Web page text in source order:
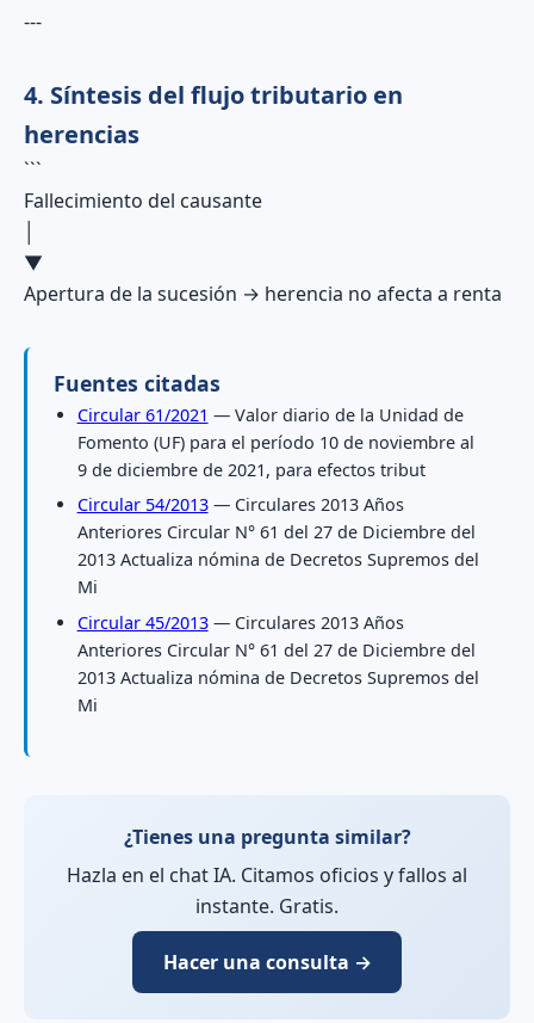
---
4. Síntesis del flujo tributario en
herencias
```
Fallecimiento del causante
▼
Apertura de la sucesión → herencia no afecta a renta
Fuentes citadas
Circular 61/2021 — Valor diario de la Unidad de
Fomento (UF) para el período 10 de noviembre al
9 de diciembre de 2021, para efectos tribut
Circular 54/2013— Circulares 2013 Años
Anteriores Circular N° 61 del 27 de Diciembre del
2013 Actualiza nómina de Decretos Supremos del
Mi
Circular 45/2013— Circulares 2013 Años
Anteriores Circular N° 61 del 27 de Diciembre del
2013 Actualiza nómina de Decretos Supremos del
Mi
¿Tienes una pregunta similar?
Hazla en el chat IA. Citamos oficios y fallos al
instante. Gratis.
Hacer una consulta →